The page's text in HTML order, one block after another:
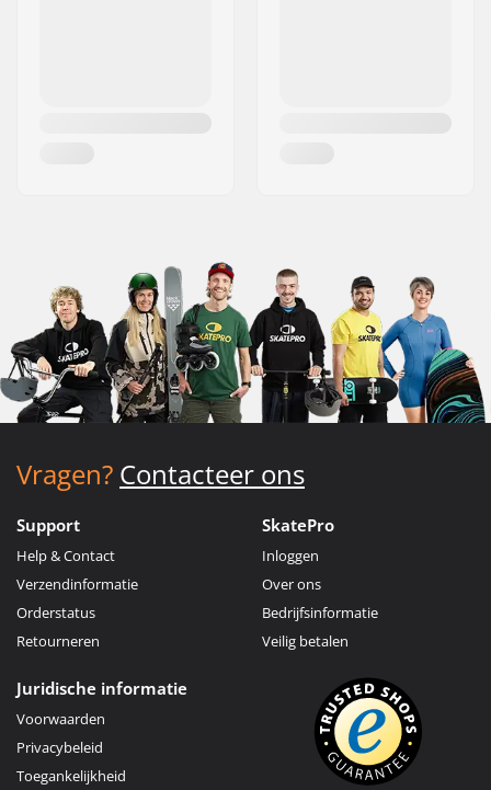
Vragen? Contacteer ons
Support
Help & Contact
Verzendinformatie
Orderstatus
Retourneren
SkatePro
Inloggen
Over ons
Bedrijfsinformatie
Veilig betalen
Juridische informatie
Voorwaarden
Privacybeleid
Toegankelijkheid